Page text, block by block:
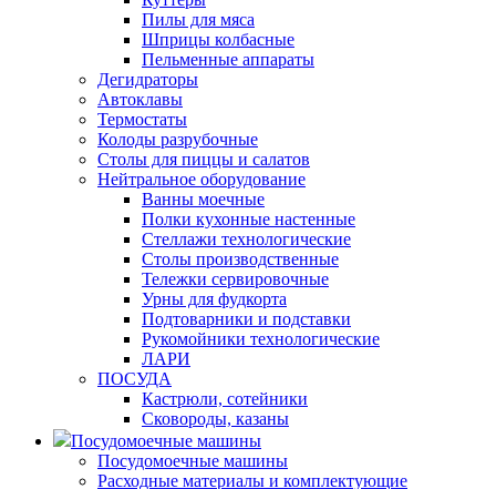
Пилы для мяса
Шприцы колбасные
Пельменные аппараты
Дегидраторы
Автоклавы
Термостаты
Колоды разрубочные
Столы для пиццы и салатов
Нейтральное оборудование
Ванны моечные
Полки кухонные настенные
Стеллажи технологические
Столы производственные
Тележки сервировочные
Урны для фудкорта
Подтоварники и подставки
Рукомойники технологические
ЛАРИ
ПОСУДА
Кастрюли, сотейники
Сковороды, казаны
Посудомоечные машины
Посудомоечные машины
Расходные материалы и комплектующие